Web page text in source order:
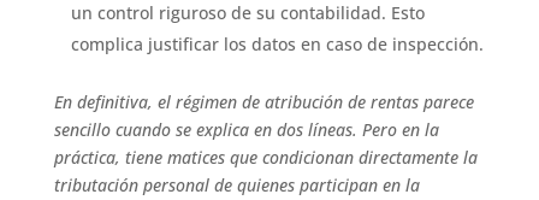
un control riguroso de su contabilidad. Esto
complica justificar los datos en caso de inspección.
En definitiva, el régimen de atribución de rentas parece
sencillo cuando se explica en dos líneas. Pero en la
práctica, tiene matices que condicionan directamente la
tributación personal de quienes participan en la